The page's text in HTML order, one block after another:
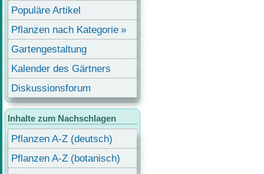
Populäre Artikel
Pflanzen nach Kategorie
Gartengestaltung
Kalender des Gärtners
Diskussionsforum
Inhalte zum Nachschlagen
Pflanzen A-Z (deutsch)
Pflanzen A-Z (botanisch)